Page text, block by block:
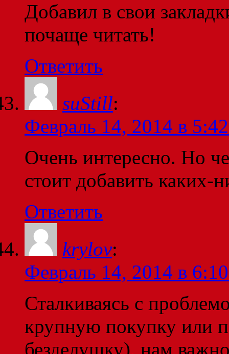
Добавил в свои
почаще читать!
Ответить
suStill:
Февраль 14, 2014 в
Очень интересно. Но
стоит добавить каких-
Ответить
krylov:
Февраль 14, 2014 в
Сталкиваясь с
крупную покупку или
безделушку), нам важно